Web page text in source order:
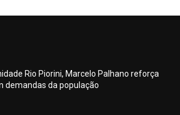
Rio Piorini, Marcelo Palhano reforça
demandas da população